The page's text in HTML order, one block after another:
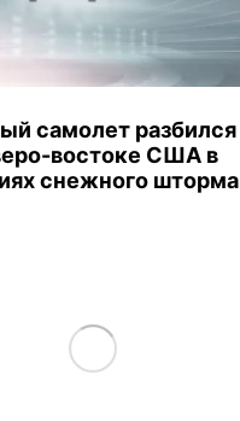
самолет разбился
востоке США в
снежного шторма
Load More